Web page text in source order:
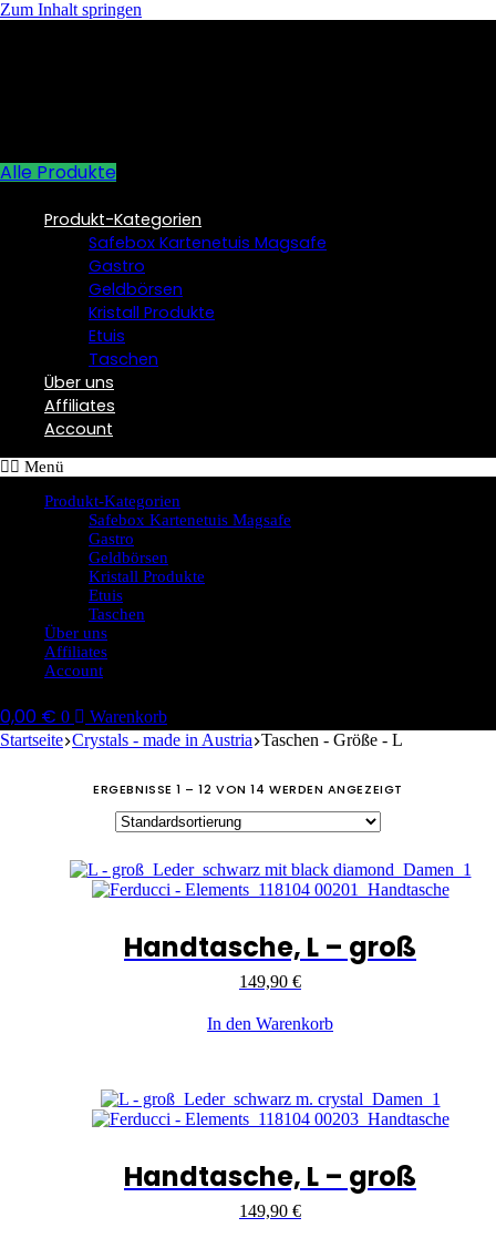
Zum Inhalt springen
Alle Produkte
Produkt-Kategorien
Safebox Kartenetuis Magsafe
Gastro
Geldbörsen
Kristall Produkte
Etuis
Taschen
Über uns
Affiliates
Account
Menü
Produkt-Kategorien
Safebox Kartenetuis Magsafe
Gastro
Geldbörsen
Kristall Produkte
Etuis
Taschen
Über uns
Affiliates
Account
0,00 € 0
Warenkorb
Startseite Crystals - made in Austria Taschen - Größe - L
ERGEBNISSE 1 – 12 VON 14 WERDEN ANGEZEIGT
Handtasche, L – groß
149,90 €
In den Warenkorb
Handtasche, L – groß
149,90 €